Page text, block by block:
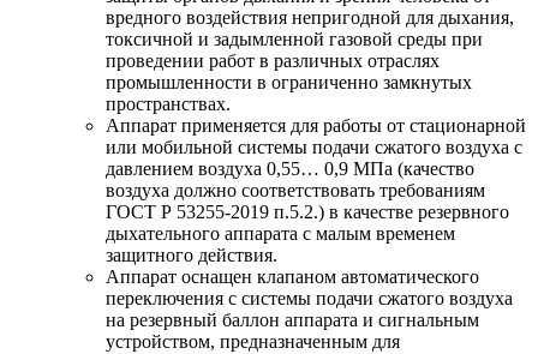
вредного воздействия непригодной для дыхания,
токсичной и задымленной газовой среды при
проведении работ в различных отраслях
промышленности в ограниченно замкнутых
пространствах.
Аппарат применяется для работы от стационарной
или мобильной системы подачи сжатого воздуха с
давлением воздуха 0,55… 0,9 МПа (качество
воздуха должно соответствовать требованиям
ГОСТ Р 53255-2019 п.5.2.) в качестве резервного
дыхательного аппарата с малым временем
защитного действия.
Аппарат оснащен клапаном автоматического
переключения с системы подачи сжатого воздуха
на резервный баллон аппарата и сигнальным
устройством, предназначенным для